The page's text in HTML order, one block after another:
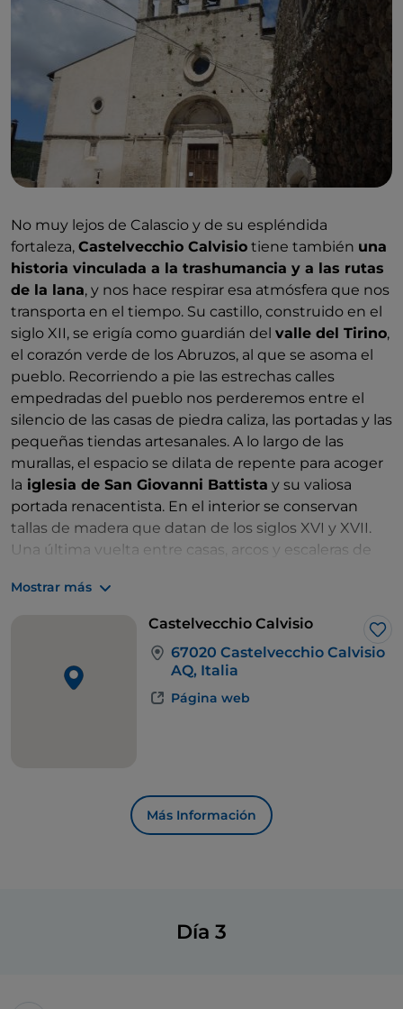
No muy lejos de Calascio y de su espléndida
fortaleza, Castelvecchio Calvisio tiene también una
historia vinculada a la trashumancia y a las rutas
de la lana, y nos hace respirar esa atmósfera que nos
transporta en el tiempo. Su castillo, construido en el
siglo XII, se erigía como guardián del valle del Tirino,
el corazón verde de los Abruzos, al que se asoma el
pueblo. Recorriendo a pie las estrechas calles
empedradas del pueblo nos perderemos entre el
silencio de las casas de piedra caliza, las portadas y las
pequeñas tiendas artesanales. A lo largo de las
murallas, el espacio se dilata de repente para acoger
la iglesia de San Giovanni Battista y su valiosa
portada renacentista. En el interior se conservan
tallas de madera que datan de los siglos XVI y XVII.
Una última vuelta entre casas, arcos y escaleras de
haciaCapestrano
que da nombre a la baronía de Carapelle:
Mostrar más
Castelvecchio Calvisio
Me
67020 Castelvecchio Calvisio
AQ, Italia
Página web
Más Información
Día 3